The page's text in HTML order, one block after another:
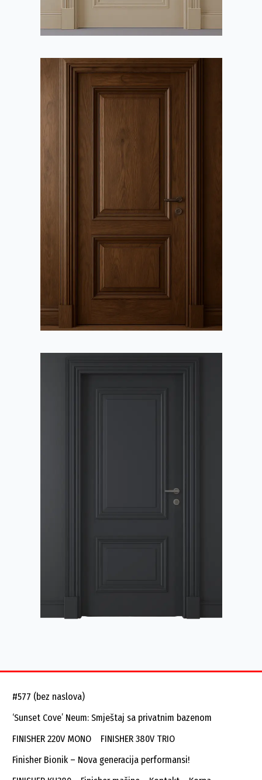
#577 (bez naslova)
‘Sunset Cove’ Neum: Smještaj sa privatnim bazenom
FINISHER 220V MONO
FINISHER 380V TRIO
Finisher Bionik – Nova generacija performansi!